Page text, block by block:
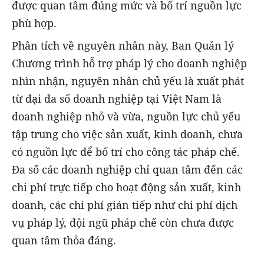
được quan tâm đúng mức và bố trí nguồn lực
phù hợp.
Phân tích về nguyên nhân này, Ban Quản lý
Chương trình hỗ trợ pháp lý cho doanh nghiệp
nhìn nhận, nguyên nhân chủ yếu là xuất phát
từ đại đa số doanh nghiệp tại Việt Nam là
doanh nghiệp nhỏ và vừa, nguồn lực chủ yếu
tập trung cho việc sản xuất, kinh doanh, chưa
có nguồn lực để bố trí cho công tác pháp chế.
Đa số các doanh nghiệp chỉ quan tâm đến các
chi phí trực tiếp cho hoạt động sản xuất, kinh
doanh, các chi phí gián tiếp như chi phí dịch
vụ pháp lý, đội ngũ pháp chế còn chưa được
quan tâm thỏa đáng.